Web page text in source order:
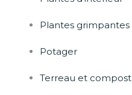
Plantes grimpantes
Potager
Terreau et compost